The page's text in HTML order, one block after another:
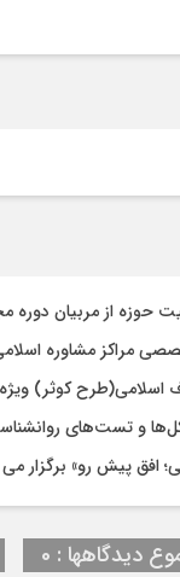
حوزه از مربیان دوره
مراکز مشاوره
کوثر) ویژه
و تست‌های
افق پیش رو» برگزار
دیدگاهها : 0